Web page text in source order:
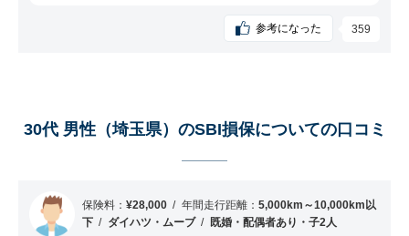
50代 女性（大阪府）のSBI損保についての口コ
40代 女性（福岡県）のSBI損保についての口コ
ミ
50代 女性（群馬県）のSBI損保についての口コ
参考になった 359
30代 男性（埼玉県）のSBI損保についての口コミ
保険料： ¥28,000 年間走行距離： 5,000km～10,000km以
下
ダイハツ・ムーブ 既婚・配偶者あり・子2人